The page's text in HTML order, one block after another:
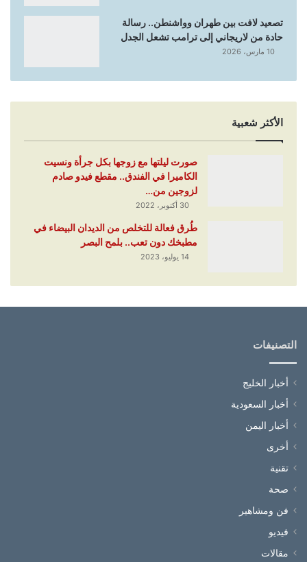
تصعيد لافت بين طهران وواشنطن.. رسالة
حادة من لاريجاني إلى ترامب تشعل الجدل
10 مارس، 2026
الأكثر شعبية
صورت ليلتها مع زوجها بكل جرأة ونسيت
الكاميرا في الفندق.. مقطع فيدو صادم
لزوجين من…
30 أكتوبر، 2022
طُرق فعالة للتخلص من الديدان البيضاء في
مطبخك دون تعب.. بلمح البصر
14 يوليو، 2023
التصنيفات
أخبار الخليج
أخبار السعودية
أخبار اليمن
أخرى
تقنية
صحة
فن ومشاهير
فيديو
مقالات